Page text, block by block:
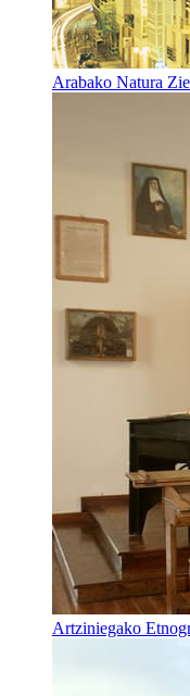
Arabako Natura
Artziniegako